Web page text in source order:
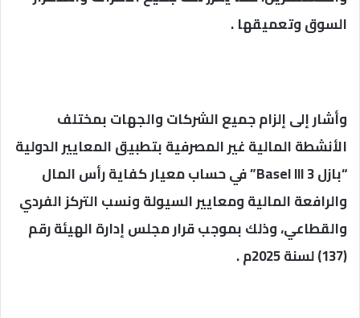
السوق وتعميقها .
وأشار إلى إلزام جميع الشركات والجهات بمختلف
الأنشطة المالية غير المصرفية بتطبيق المعايير الدولية
“بازل 3 Basel III” في حساب معيار كفاية رأس المال
والرافعة المالية ومعايير السيولة ونسب التركز الفردي
والقطاعي، وذلك بموجب قرار مجلس إدارة الهيئة رقم
(137) لسنة 2025م .